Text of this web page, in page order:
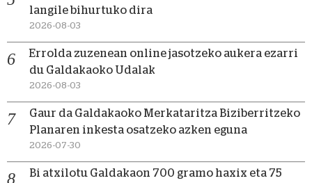
langile bihurtuko dira
2026-08-03
Errolda zuzenean online jasotzeko aukera ezarri
du Galdakaoko Udalak
2026-08-03
Gaur da Galdakaoko Merkataritza Biziberritzeko
Planaren inkesta osatzeko azken eguna
2026-07-30
Bi atxilotu Galdakaon 700 gramo haxix eta 75